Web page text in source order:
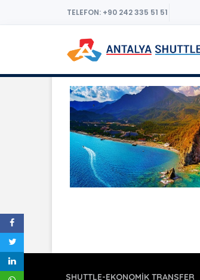
TELEFON: +90 242 335 51 51
SHUTTLE-EKONOMIK TRANSFER